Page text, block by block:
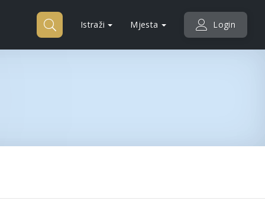
Login
Istraži Mjesta